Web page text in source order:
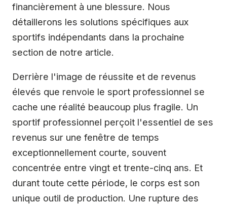
financièrement à une blessure. Nous
détaillerons les solutions spécifiques aux
sportifs indépendants dans la prochaine
section de notre article.
Derrière l'image de réussite et de revenus
élevés que renvoie le sport professionnel se
cache une réalité beaucoup plus fragile. Un
sportif professionnel perçoit l'essentiel de ses
revenus sur une fenêtre de temps
exceptionnellement courte, souvent
concentrée entre vingt et trente-cinq ans. Et
durant toute cette période, le corps est son
unique outil de production. Une rupture des